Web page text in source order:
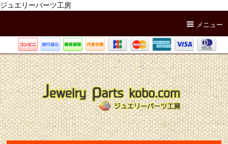
ジュエリーパーツ工房
メニュー